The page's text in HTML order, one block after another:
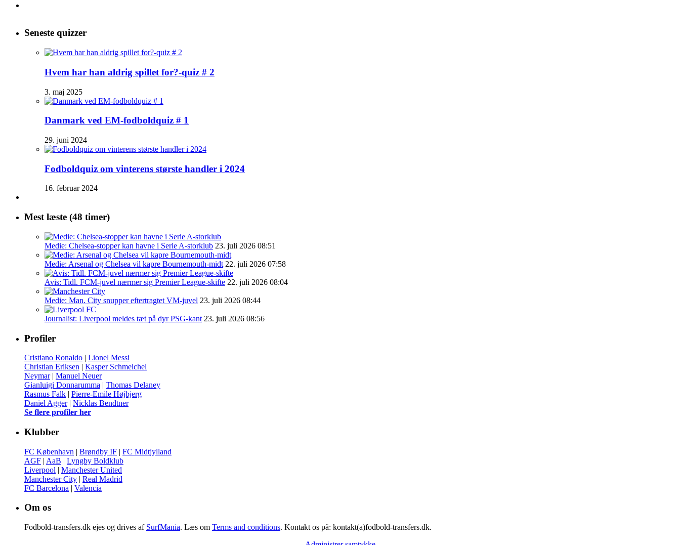
Seneste quizzer
Hvem har han aldrig spillet for?-quiz # 2
3. maj 2025
Danmark ved EM-fodboldquiz # 1
29. juni 2024
Fodboldquiz om vinterens største handler i 2024
16. februar 2024
Mest læste (48 timer)
Medie: Chelsea-stopper kan havne i Serie A-storklub 23. juli 2026 08:51
Medie: Arsenal og Chelsea vil kapre Bournemouth-midt 22. juli 2026 07:58
Avis: Tidl. FCM-juvel nærmer sig Premier League-skifte 22. juli 2026 08:04
Medie: Man. City snupper eftertragtet VM-juvel 23. juli 2026 08:44
Journalist: Liverpool meldes tæt på dyr PSG-kant 23. juli 2026 08:56
Profiler
Cristiano Ronaldo | Lionel Messi
Christian Eriksen | Kasper Schmeichel
Neymar| Manuel Neuer
Gianluigi Donnarumma | Thomas Delaney
Rasmus Falk | Pierre-Emile Højbjerg
Daniel Agger| Nicklas Bendtner
Se flere profiler her
Klubber
FC København | Brøndby IF | FC Midtjylland
AGF | AaB | Lyngby Boldklub
Liverpool | Manchester United
Manchester City | Real Madrid
FC Barcelona | Valencia
Om os
Fodbold-transfers.dk ejes og drives af SurfMania. Læs om Terms and conditions. Kontakt os på: kontakt(a)fodbold-transfers.dk.